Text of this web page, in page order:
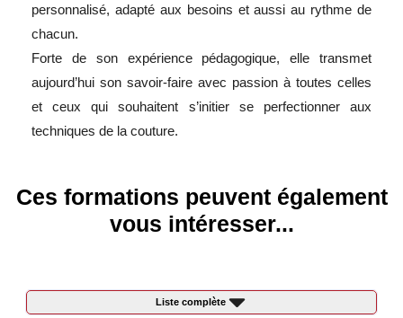
personnalisé, adapté aux besoins et aussi au rythme de
chacun.
Forte de son expérience pédagogique, elle transmet
aujourd’hui son savoir-faire avec passion à toutes celles
et ceux qui souhaitent s’initier se perfectionner aux
techniques de la couture.
Ces formations peuvent également
vous intéresser...
Liste complète